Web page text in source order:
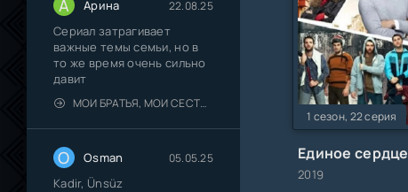
А Арина 22.08.25
Сериал затрагивает
важные темы семьи, но в
то же время очень сильно
давит
МОИ БРАТЬЯ, МОИ СЕСТРЫ
O Osman 05.05.25
Kadir, Ünsüz
1 сезон, 22 серия
Единое сердце
2019